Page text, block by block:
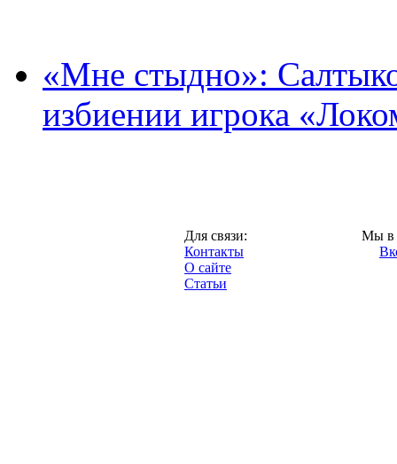
«Мне стыдно»:
избиении игрока
Для связи:
Контакты
О сайте
Статьи
Мы в